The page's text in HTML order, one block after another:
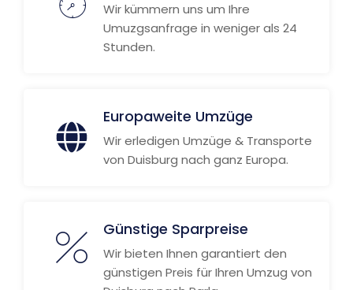
Wir kümmern uns um Ihre
Umuzgsanfrage in weniger als 24
Stunden.
Europaweite Umzüge
Wir erledigen Umzüge & Transporte
von Duisburg nach ganz Europa.
Günstige Sparpreise
Wir bieten Ihnen garantiert den
günstigen Preis für Ihren Umzug von